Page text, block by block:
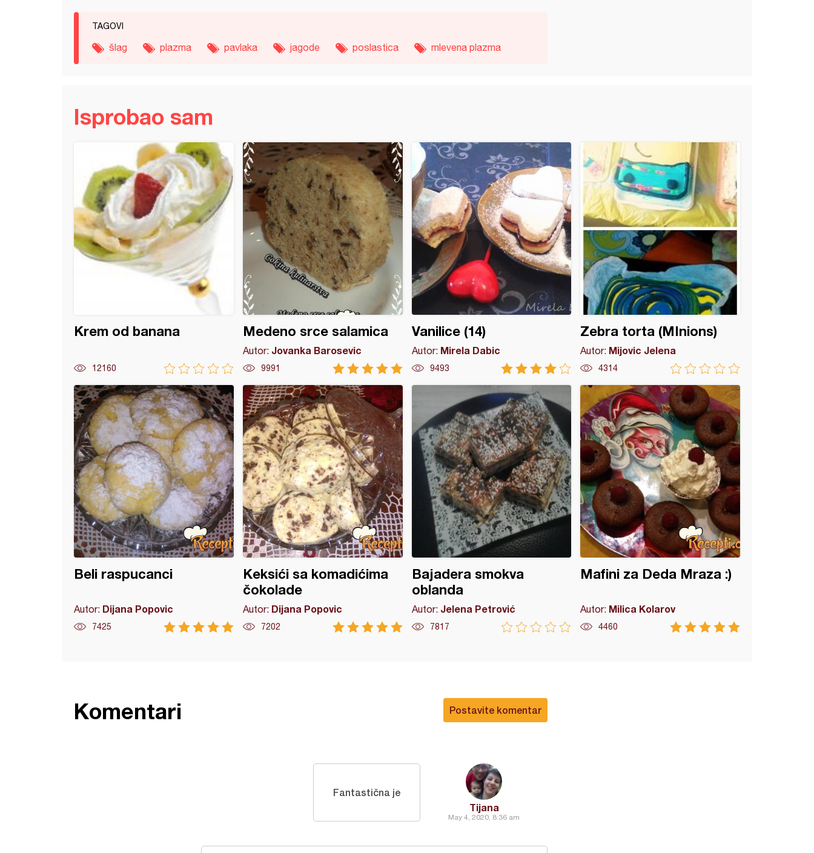
TAGOVI
šlag plazma pavlaka jagode poslastica mlevena plazma
Isprobao sam
Krem od banana
12160
Medeno srce salamica
Autor: Jovanka Barosevic
9991
Vanilice (14)
Autor: Mirela Dabic
9493
Zebra torta (MInions)
Autor: Mijovic Jelena
4314
Beli raspucanci
Autor: Dijana Popovic
7425
Keksići sa komadićima
čokolade
Autor: Dijana Popovic
7202
Bajadera smokva
oblanda
Autor: Jelena Petrović
7817
Mafini za Deda Mraza :)
Autor: Milica Kolarov
4460
za Deda Mraza :)
Postavite komentar
Komentari
Tijana
May 4, 2020, 8:36 am
Fantastična je